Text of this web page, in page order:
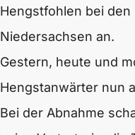
Hengstfohlen bei
Niedersachsen an.
Gestern, heute und
Hengstanwärter nun
Bei der Abnahme